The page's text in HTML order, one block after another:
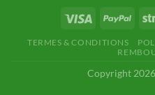
TERMES & CONDITIONS
Copyright